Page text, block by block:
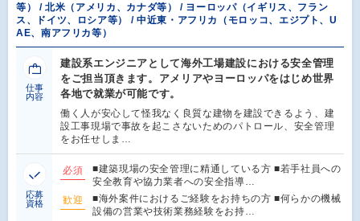
等） / 北米（アメリカ、カナダ等） / ヨーロッパ（イギリス、フラン
ス、ドイツ、ロシア等） / 中近東・アフリカ（モロッコ、エジプト、U
AE、南アフリカ等）
仕事
内容
建設系エンジニアとして海外工場建設における安全管理
をご担当頂きます。アメリアやヨーロッパをはじめ世界
各地で就業が可能です。
働く人が安心して怪我なく良質な建物を建設できるよう、建
設工事現場で事故を起こさないためのパトロール、安全管理
をお任せしま…
応募
資格
必須
■建築現場の安全管理に精通している方 ■若手社員への
安全教育や協力業者への安全指導…
歓迎
■海外案件におけるご経験をお持ちの方 ■何らかの機械
設備の営業や技術業務経験をお持…